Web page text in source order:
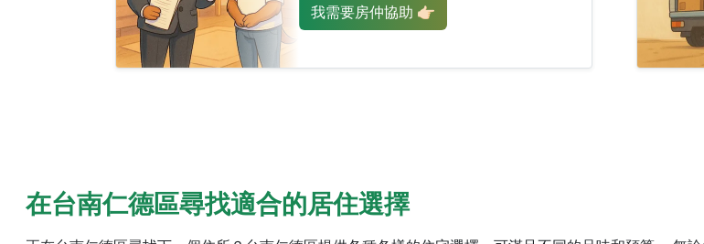
我需要房仲協助 👉🏻
在台南仁德區尋找適合的居住選擇